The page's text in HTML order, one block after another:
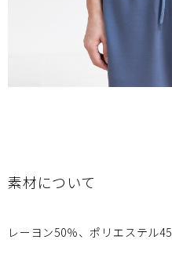
素材について
レーヨン50％、ポリエステル